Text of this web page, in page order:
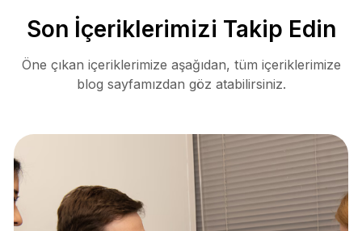
Son İçeriklerimizi Takip Edin
Öne çıkan içeriklerimize aşağıdan, tüm içeriklerimize
blog sayfamızdan göz atabilirsiniz.